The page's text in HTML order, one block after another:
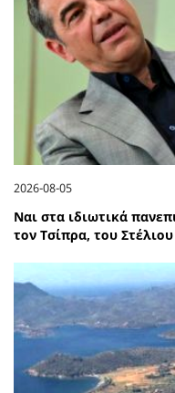
2026-08-05
Ναι στα ιδιωτικά
τον Τσίπρα, του